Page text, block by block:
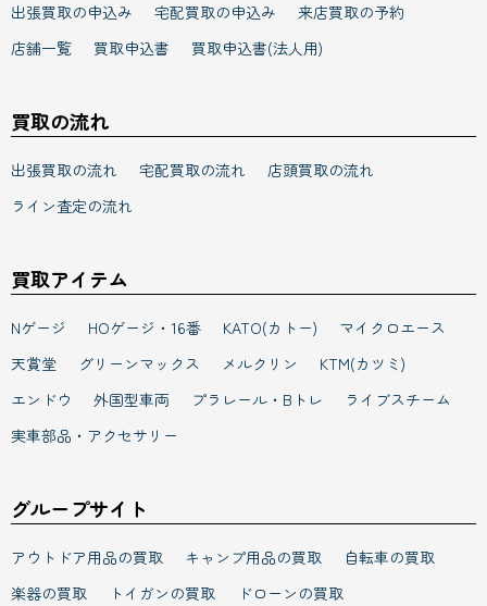
出張買取の申込み 宅配買取の申込み
来店買取の予約
店舗一覧
買取申込書 買取申込書(法人用)
買取の流れ
出張買取の流れ 宅配買取の流れ
店頭買取の流れ
ライン査定の流れ
買取アイテム
Nゲージ HOゲージ・16番 KATO(カトー)
マイクロエース
天賞堂
グリーンマックス メルクリン
KTM(カツミ)
エンドウ
外国型車両 プラレール・Bトレ
ライブスチーム
実車部品・アクセサリー
グループサイト
アウトドア用品の買取 キャンプ用品の買取
自転車の買取
楽器の買取
トイガンの買取
ドローンの買取